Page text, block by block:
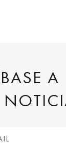
A